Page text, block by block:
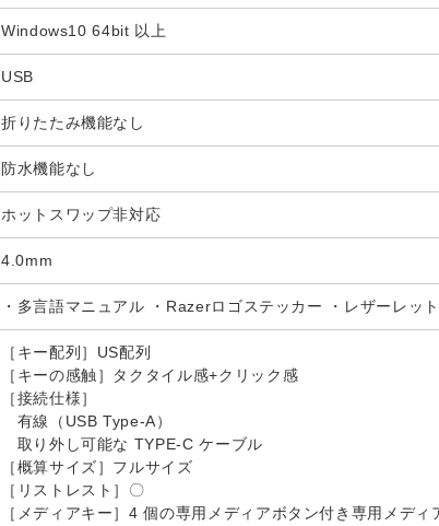
Windows10 64bit 以上
USB
折りたたみ機能なし
防水機能なし
ホットスワップ非対応
4.0mm
・多言語マニュアル ・Razerロゴステッカー ・レザーレ
［キー配列］US配列
［キーの感触］タクタイル感+クリック感
［接続仕様］
有線（USB Type-A）
取り外し可能な TYPE-C ケーブル
［概算サイズ］フルサイズ
［リストレスト］〇
［メディアキー］4 個の専用メディアボタン付き専用メディ